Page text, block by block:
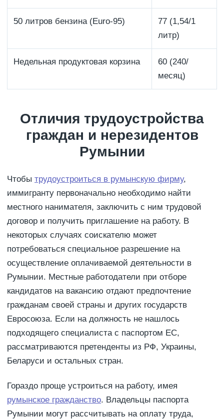
50 литров бензина (Euro-95)
77 (1,54/1
литр)
Недельная продуктовая корзина
60 (240/
месяц)
Отличия трудоустройства
граждан и нерезидентов
Румынии
Чтобы трудоустроиться в румынскую фирму,
иммигранту первоначально необходимо найти
местного нанимателя, заключить с ним трудовой
договор и получить приглашение на работу. В
некоторых случаях соискателю может
потребоваться специальное разрешение на
осуществление оплачиваемой деятельности в
Румынии. Местные работодатели при отборе
кандидатов на вакансию отдают предпочтение
гражданам своей страны и других государств
Евросоюза. Если на должность не нашлось
подходящего специалиста с паспортом ЕС,
рассматриваются претенденты из РФ, Украины,
Беларуси и остальных стран.
Гораздо проще устроиться на работу, имея
румынское гражданство. Владельцы паспорта
Румынии могут рассчитывать на оплату труда,